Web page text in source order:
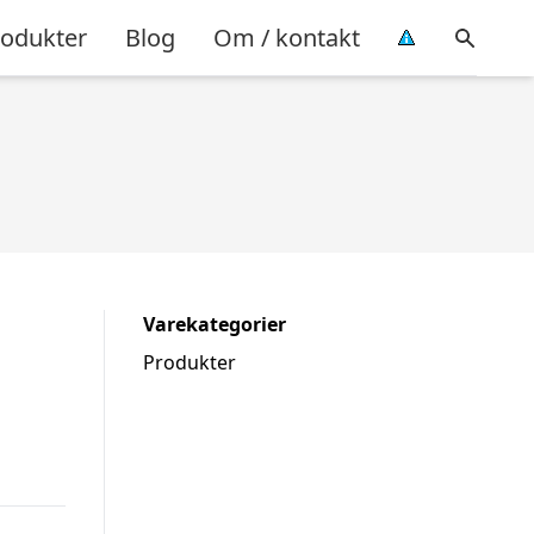
Blog Om / kontakt
Varekategorier
Produkter